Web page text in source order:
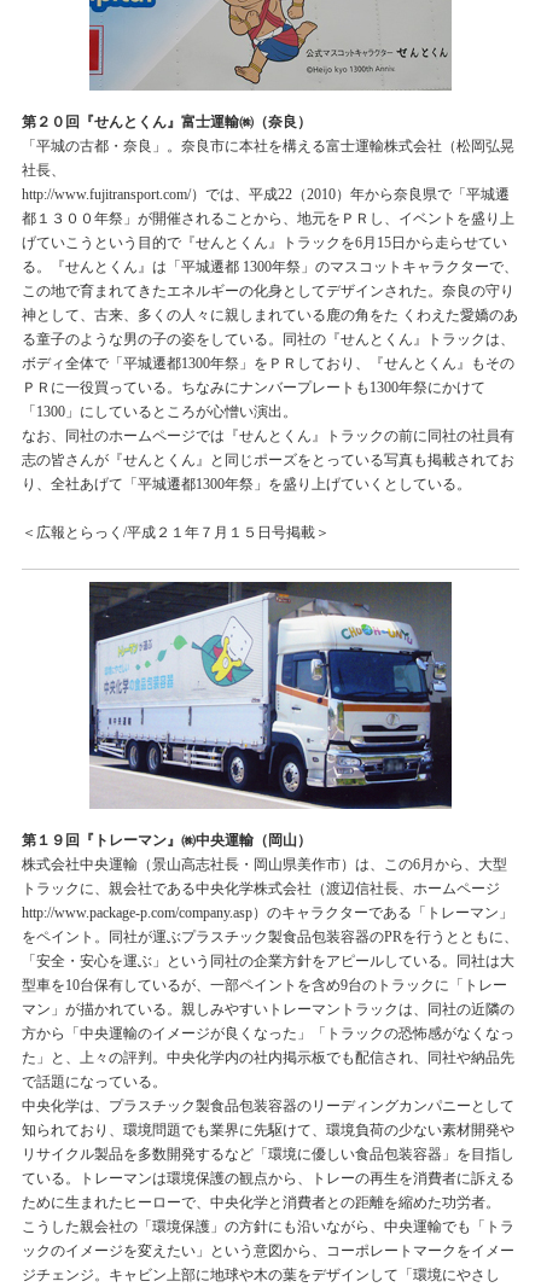
第２０回『せんとくん』富士運輸㈱（奈良）
「平城の古都・奈良」。奈良市に本社を構える富士運輸株式会社（松岡弘晃
社長、
http://www.fujitransport.com/）では、平成22（2010）年から奈良県で「平城遷
都１３００年祭」が開催されることから、地元をＰＲし、イベントを盛り上
げていこうという目的で『せんとくん』トラックを6月15日から走らせてい
る。『せんとくん』は「平城遷都 1300年祭」のマスコットキャラクターで、
この地で育まれてきたエネルギーの化身としてデザインされた。奈良の守り
神として、古来、多くの人々に親しまれている鹿の角をた くわえた愛嬌のあ
る童子のような男の子の姿をしている。同社の『せんとくん』トラックは、
ボディ全体で「平城遷都1300年祭」をＰＲしており、『せんとくん』もその
ＰＲに一役買っている。ちなみにナンバープレートも1300年祭にかけて
「1300」にしているところが心憎い演出。
なお、同社のホームページでは『せんとくん』トラックの前に同社の社員有
志の皆さんが『せんとくん』と同じポーズをとっている写真も掲載されてお
り、全社あげて「平城遷都1300年祭」を盛り上げていくとしている。
＜広報とらっく/平成２１年７月１５日号掲載＞
第１９回『トレーマン』㈱中央運輸（岡山）
株式会社中央運輸（景山高志社長・岡山県美作市）は、この6月から、大型
トラックに、親会社である中央化学株式会社（渡辺信社長、ホームページ
http://www.package-p.com/company.asp）のキャラクターである「トレーマン」
をペイント。同社が運ぶプラスチック製食品包装容器のPRを行うとともに、
「安全・安心を運ぶ」という同社の企業方針をアピールしている。同社は大
型車を10台保有しているが、一部ペイントを含め9台のトラックに「トレー
マン」が描かれている。親しみやすいトレーマントラックは、同社の近隣の
方から「中央運輸のイメージが良くなった」「トラックの恐怖感がなくなっ
た」と、上々の評判。中央化学内の社内掲示板でも配信され、同社や納品先
で話題になっている。
中央化学は、プラスチック製食品包装容器のリーディングカンパニーとして
知られており、環境問題でも業界に先駆けて、環境負荷の少ない素材開発や
リサイクル製品を多数開発するなど「環境に優しい食品包装容器」を目指し
ている。トレーマンは環境保護の観点から、トレーの再生を消費者に訴える
ために生まれたヒーローで、中央化学と消費者との距離を縮めた功労者。
こうした親会社の「環境保護」の方針にも沿いながら、中央運輸でも「トラ
ックのイメージを変えたい」という意図から、コーポレートマークをイメー
ジチェンジ。キャビン上部に地球や木の葉をデザインして「環境にやさし